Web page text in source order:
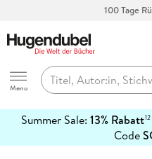
100 Tage
Hugendubel
Menu
Summer Sale: 13% Rabatt12
Code
erfahren